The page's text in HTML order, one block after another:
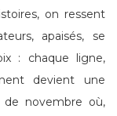
on ressent
apaisés, se
: chaque ligne,
devient une
de novembre où,